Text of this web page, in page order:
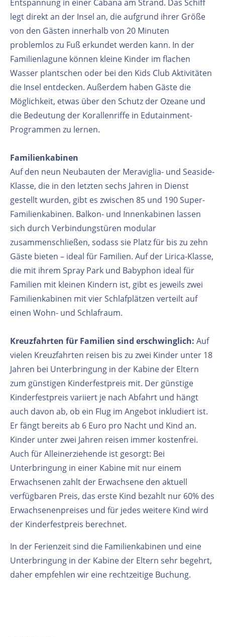
Entspannung in einer Cabana am Strand. Das Schiff
legt direkt an der Insel an, die aufgrund ihrer Größe
von den Gästen innerhalb von 20 Minuten
problemlos zu Fuß erkundet werden kann. In der
Familienlagune können kleine Kinder im flachen
Wasser plantschen oder bei den Kids Club Aktivitäten
die Insel entdecken. Außerdem haben Gäste die
Möglichkeit, etwas über den Schutz der Ozeane und
die Bedeutung der Korallenriffe in Edutainment-
Programmen zu lernen.
Familienkabinen
Auf den neun Neubauten der Meraviglia- und Seaside-
Klasse, die in den letzten sechs Jahren in Dienst
gestellt wurden, gibt es zwischen 85 und 190 Super-
Familienkabinen. Balkon- und Innenkabinen lassen
sich durch Verbindungstüren modular
zusammenschließen, sodass sie Platz für bis zu zehn
Gäste bieten – ideal für Familien. Auf der Lirica-Klasse,
die mit ihrem Spray Park und Babyphon ideal für
Familien mit kleinen Kindern ist, gibt es jeweils zwei
Familienkabinen mit vier Schlafplätzen verteilt auf
einen Wohn- und Schlafraum.
Kreuzfahrten für Familien sind erschwinglich: Auf
vielen Kreuzfahrten reisen bis zu zwei Kinder unter 18
Jahren bei Unterbringung in der Kabine der Eltern
zum günstigen Kinderfestpreis mit. Der günstige
Kinderfestpreis variiert je nach Abfahrt und hängt
auch davon ab, ob ein Flug im Angebot inkludiert ist.
Er fängt bereits ab 6 Euro pro Nacht und Kind an.
Kinder unter zwei Jahren reisen immer kostenfrei.
Auch für Alleinerziehende ist gesorgt: Bei
Unterbringung in einer Kabine mit nur einem
Erwachsenen zahlt der Erwachsene den aktuell
verfügbaren Preis, das erste Kind bezahlt nur 60% des
Erwachsenenpreises und für jedes weitere Kind wird
der Kinderfestpreis berechnet.
In der Ferienzeit sind die Familienkabinen und eine
Unterbringung in der Kabine der Eltern sehr begehrt,
daher empfehlen wir eine rechtzeitige Buchung.